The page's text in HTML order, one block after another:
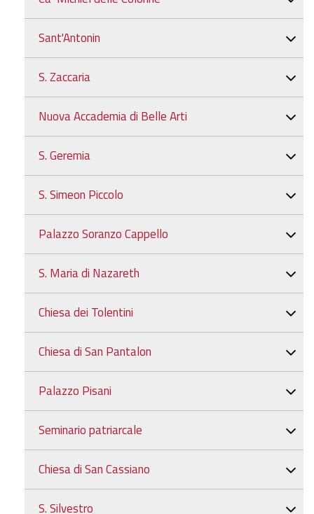
Sant'Antonin
S. Zaccaria
Nuova Accademia di Belle Arti
S. Geremia
S. Simeon Piccolo
Palazzo Soranzo Cappello
S. Maria di Nazareth
Chiesa dei Tolentini
Chiesa di San Pantalon
Palazzo Pisani
Seminario patriarcale
Chiesa di San Cassiano
S. Silvestro